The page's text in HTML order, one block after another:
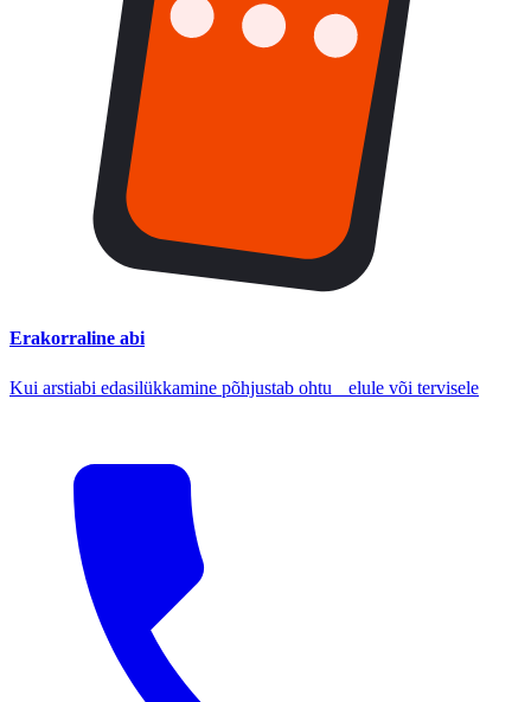
Erakorraline abi
Kui arstiabi edasilükkamine põhjustab ohtu elule või tervisele